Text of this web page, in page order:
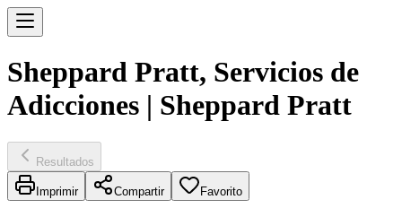
Sheppard Pratt, Servicios de
Adicciones | Sheppard Pratt
Resultados
Imprimir Compartir Favorito